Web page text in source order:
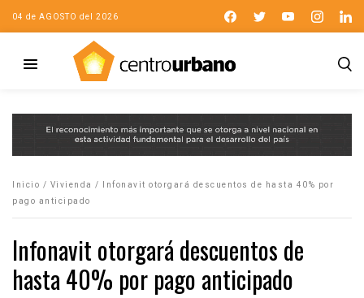
04 de AGOSTO del 2026
Inicio / Vivienda /
Infonavit otorgará descuentos de hasta 40% por
pago anticipado
Infonavit otorgará descuentos de
hasta 40% por pago anticipado